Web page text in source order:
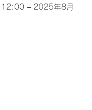
– 2025年8月